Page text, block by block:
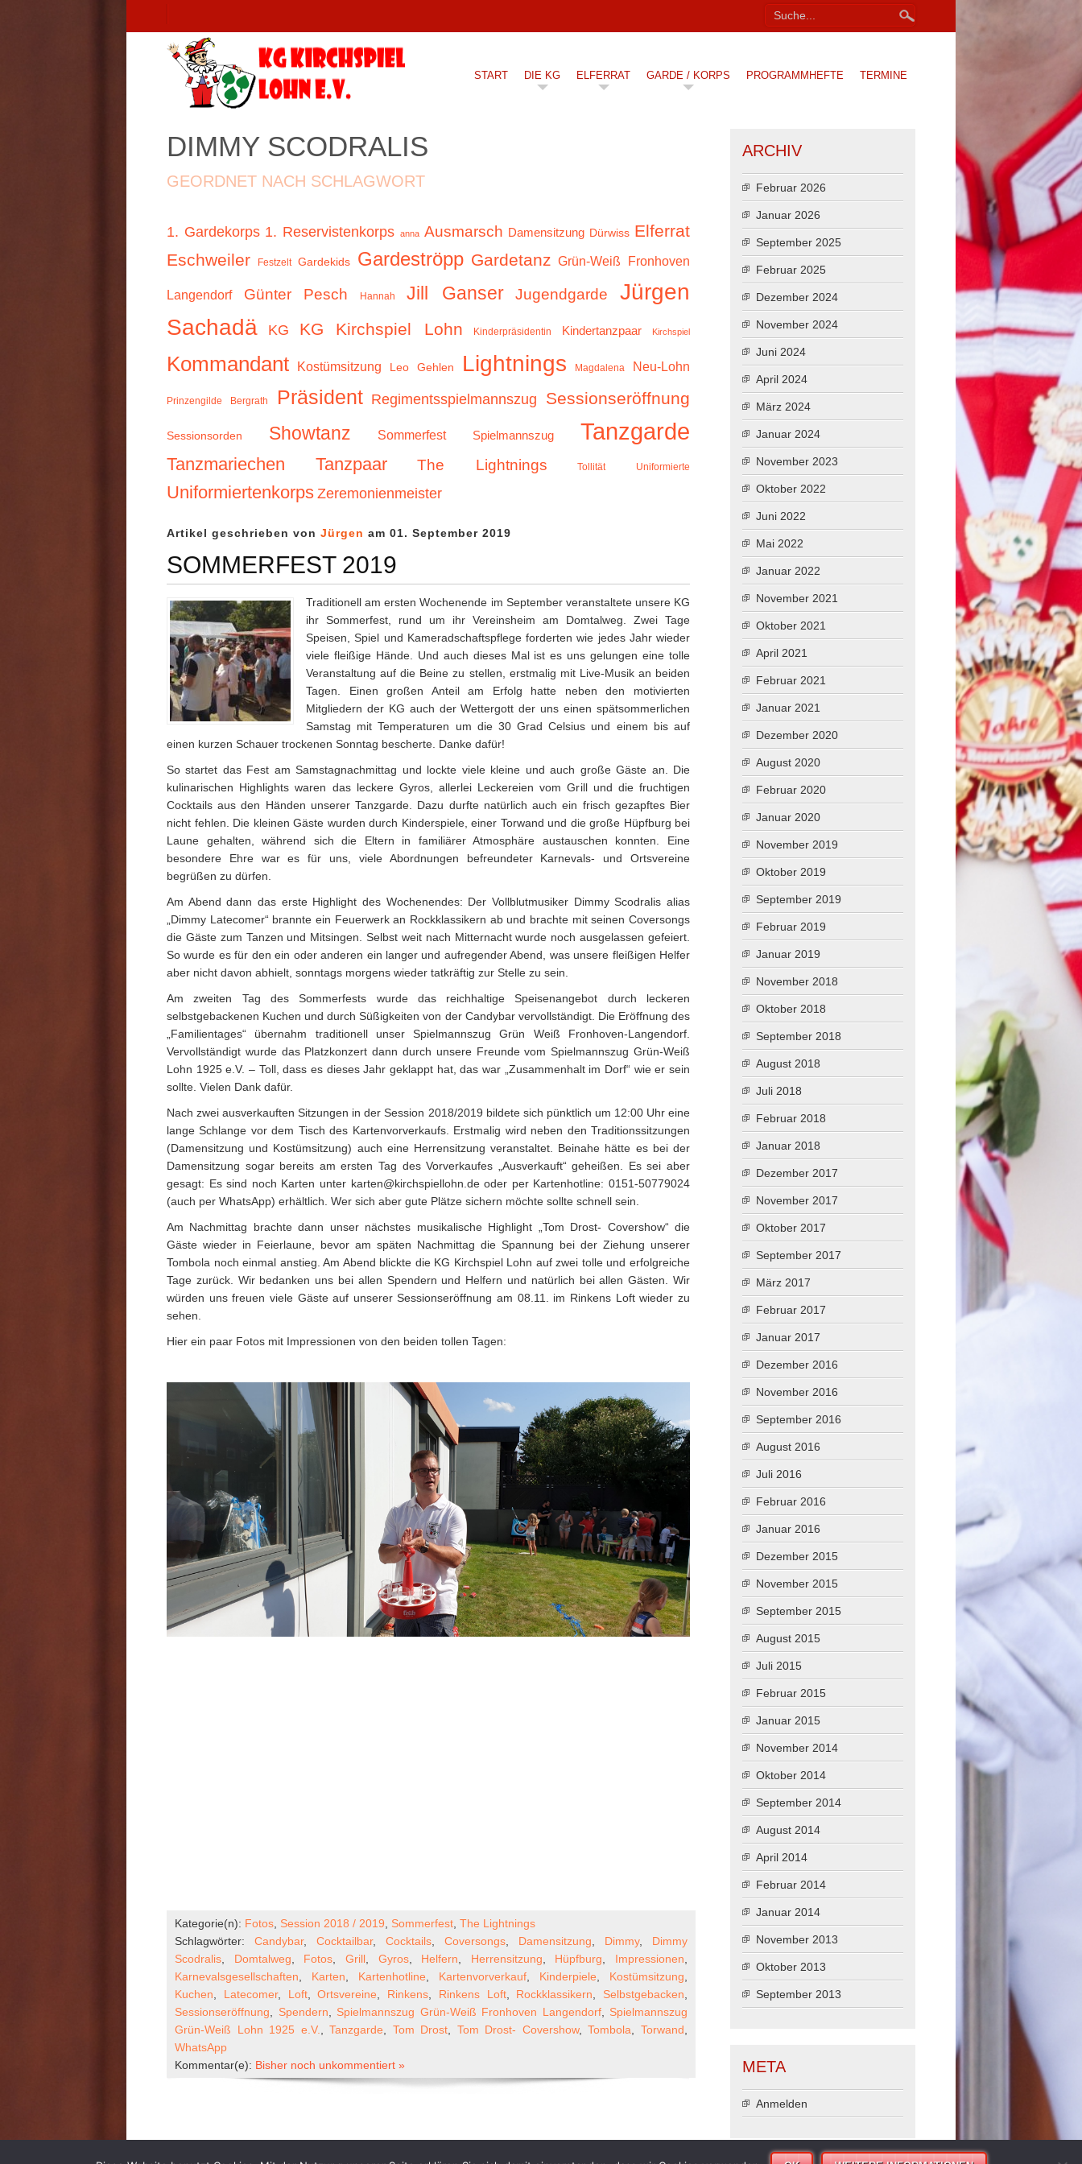
START DIE KG ELFERRAT GARDE / KORPS PROGRAMMHEFTE TERMINE
DIMMY SCODRALIS
GEORDNET NACH SCHLAGWORT
1. Gardekorps 1. Reservistenkorps anna Ausmarsch Damensitzung Dürwiss Elferrat
Eschweiler
Festzelt Gardekids Gardeströpp Gardetanz Grün-Weiß Fronhoven
Langendorf Günter Pesch Hannah Jill Ganser Jugendgarde
Jürgen
Sachadä
KG KG Kirchspiel Lohn Kinderpräsidentin Kindertanzpaar Kirchspiel
Kommandant Kostümsitzung Leo Gehlen Lightnings Magdalena Neu-Lohn
Prinzengilde Bergrath Präsident Regimentsspielmannszug Sessionseröffnung
Sessionsorden Showtanz Sommerfest Spielmannszug Tanzgarde
Tanzmariechen Tanzpaar The Lightnings Tollität Uniformierte
Uniformiertenkorps Zeremonienmeister
Artikel geschrieben von Jürgen am 01. September 2019
SOMMERFEST 2019
Traditionell am ersten Wochenende im September veranstaltete unsere KG
ihr Sommerfest, rund um ihr Vereinsheim am Domtalweg. Zwei Tage
Speisen, Spiel und Kameradschaftspflege forderten wie jedes Jahr wieder
viele fleißige Hände. Und auch dieses Mal ist es uns gelungen eine tolle
Veranstaltung auf die Beine zu stellen, erstmalig mit Live-Musik an beiden
Tagen. Einen großen Anteil am Erfolg hatte neben den motivierten
Mitgliedern der KG auch der Wettergott der uns einen spätsommerlichen
Samstag mit Temperaturen um die 30 Grad Celsius und einem bis auf
einen kurzen Schauer trockenen Sonntag bescherte. Danke dafür!
So startet das Fest am Samstagnachmittag und lockte viele kleine und auch große Gäste an. Die
kulinarischen Highlights waren das leckere Gyros, allerlei Leckereien vom Grill und die fruchtigen
Cocktails aus den Händen unserer Tanzgarde. Dazu durfte natürlich auch ein frisch gezapftes Bier
nicht fehlen. Die kleinen Gäste wurden durch Kinderspiele, einer Torwand und die große Hüpfburg bei
Laune gehalten, während sich die Eltern in familiärer Atmosphäre austauschen konnten. Eine
besondere Ehre war es für uns, viele Abordnungen befreundeter Karnevals- und Ortsvereine
begrüßen zu dürfen.
Am Abend dann das erste Highlight des Wochenendes: Der Vollblutmusiker Dimmy Scodralis alias
„Dimmy Latecomer“ brannte ein Feuerwerk an Rockklassikern ab und brachte mit seinen Coversongs
die Gäste zum Tanzen und Mitsingen. Selbst weit nach Mitternacht wurde noch ausgelassen gefeiert.
So wurde es für den ein oder anderen ein langer und aufregender Abend, was unsere fleißigen Helfer
aber nicht davon abhielt, sonntags morgens wieder tatkräftig zur Stelle zu sein.
Am zweiten Tag des Sommerfests wurde das reichhaltige Speisenangebot durch leckeren
selbstgebackenen Kuchen und durch Süßigkeiten von der Candybar vervollständigt. Die Eröffnung des
„Familientages“ übernahm traditionell unser Spielmannszug Grün Weiß Fronhoven-Langendorf.
Vervollständigt wurde das Platzkonzert dann durch unsere Freunde vom Spielmannszug Grün-Weiß
Lohn 1925 e.V. – Toll, dass es dieses Jahr geklappt hat, das war „Zusammenhalt im Dorf“ wie er sein
sollte. Vielen Dank dafür.
Nach zwei ausverkauften Sitzungen in der Session 2018/2019 bildete sich pünktlich um 12:00 Uhr eine
lange Schlange vor dem Tisch des Kartenvorverkaufs. Erstmalig wird neben den Traditionssitzungen
(Damensitzung und Kostümsitzung) auch eine Herrensitzung veranstaltet. Beinahe hätte es bei der
Damensitzung sogar bereits am ersten Tag des Vorverkaufes „Ausverkauft“ geheißen. Es sei aber
gesagt: Es sind noch Karten unter karten@kirchspiellohn.de oder per Kartenhotline: 0151-50779024
(auch per WhatsApp) erhältlich. Wer sich aber gute Plätze sichern möchte sollte schnell sein.
Am Nachmittag brachte dann unser nächstes musikalische Highlight „Tom Drost- Covershow“ die
Gäste wieder in Feierlaune, bevor am späten Nachmittag die Spannung bei der Ziehung unserer
Tombola noch einmal anstieg. Am Abend blickte die KG Kirchspiel Lohn auf zwei tolle und erfolgreiche
Tage zurück. Wir bedanken uns bei allen Spendern und Helfern und natürlich bei allen Gästen. Wir
würden uns freuen viele Gäste auf unserer Sessionseröffnung am 08.11. im Rinkens Loft wieder zu
sehen.
Hier ein paar Fotos mit Impressionen von den beiden tollen Tagen:
Kategorie(n): Fotos Session 2018 / 2019 Sommerfest The Lightnings
Schlagwörter: Candybar, Cocktailbar, Cocktails Coversongs Damensitzung Dimmy, Dimmy
Scodralis
Domtalweg Fotos Grill, Gyros, Helfern Herrensitzung Hüpfburg Impressionen
Karnevalsgesellschaften
Karten Kartenhotline Kartenvorverkauf Kinderpiele Kostümsitzung
Kuchen
Latecomer, Loft,Ortsvereine Rinkens Rinkens Loft, Rockklassikern Selbstgebacken
Sessionseröffnung
Spendern Spielmannszug Grün-Weiß Fronhoven Langendorf, Spielmannszug
Grün-Weiß Lohn 1925 e.V.
,Tanzgarde Tom Drost Tom Drost- Covershow,Tombola ,Torwand
WhatsApp
Kommentar(e): Bisher noch unkommentiert »
ARCHIV
Februar 2026
Januar 2026
September 2025
Februar 2025
Dezember 2024
November 2024
Juni 2024
April 2024
März 2024
Januar 2024
November 2023
Oktober 2022
Juni 2022
Mai 2022
Januar 2022
November 2021
Oktober 2021
April 2021
Februar 2021
Januar 2021
Dezember 2020
August 2020
Februar 2020
Januar 2020
November 2019
Oktober 2019
September 2019
Februar 2019
Januar 2019
November 2018
Oktober 2018
September 2018
August 2018
Juli 2018
Februar 2018
Januar 2018
Dezember 2017
November 2017
Oktober 2017
September 2017
März 2017
Februar 2017
Januar 2017
Dezember 2016
November 2016
September 2016
August 2016
Juli 2016
Februar 2016
Januar 2016
Dezember 2015
November 2015
September 2015
August 2015
Juli 2015
Februar 2015
Januar 2015
November 2014
Oktober 2014
September 2014
August 2014
April 2014
Februar 2014
Januar 2014
November 2013
Oktober 2013
September 2013
META
Anmelden